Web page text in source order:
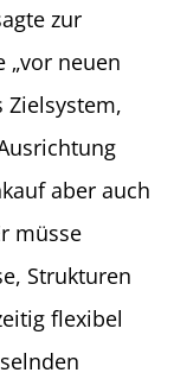
zur
„vor neuen
Zielsystem,
aber auch
müsse
Strukturen
flexibel